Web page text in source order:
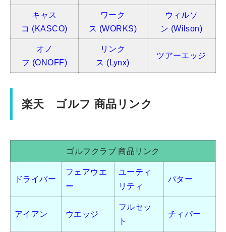
キャス
コ (KASCO)
ワーク
ス (WORKS)
ウィルソ
ン (Wilson)
オノ
フ (ONOFF)
リンク
ス (Lynx)
ツアーエッジ
楽天 ゴルフ 商品リンク
ゴルフクラブ 商品リンク
ドライバー
フェアウエ
ー
ユーティ
リティ
パター
アイアン ウエッジ
フルセッ
ト
チィパー